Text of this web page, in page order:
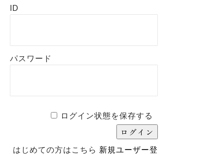
ID
パスワード
ログイン状態を保存する
はじめての方はこちら 新規ユーザー登